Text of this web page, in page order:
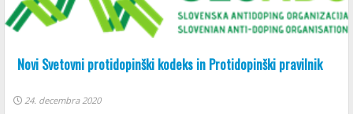
Novi Svetovni protidopinški kodeks in Protidopinški pravilnik
24. decembra 2020